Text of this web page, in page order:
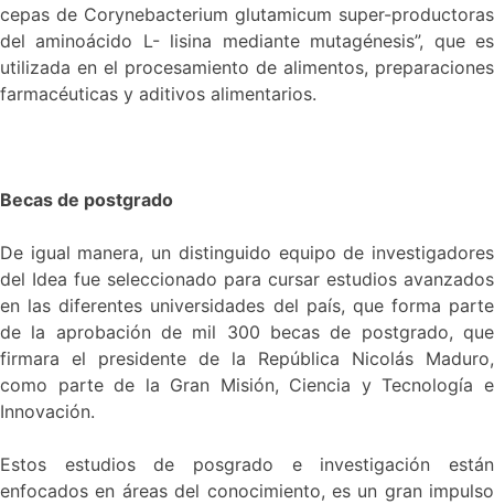
cepas de Corynebacterium glutamicum super-productoras
del aminoácido L- lisina mediante mutagénesis”, que es
utilizada en el procesamiento de alimentos, preparaciones
farmacéuticas y aditivos alimentarios.
Becas de postgrado
De igual manera, un distinguido equipo de investigadores
del Idea fue seleccionado para cursar estudios avanzados
en las diferentes universidades del país, que forma parte
de la aprobación de mil 300 becas de postgrado, que
firmara el presidente de la República Nicolás Maduro,
como parte de la Gran Misión, Ciencia y Tecnología e
Innovación.
Estos estudios de posgrado e investigación están
enfocados en áreas del conocimiento, es un gran impulso